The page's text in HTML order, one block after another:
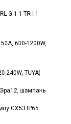
G-1-1-TR-I 1
50A, 600-1200W,
240W, TUYA)
шампань
GX53 IP65